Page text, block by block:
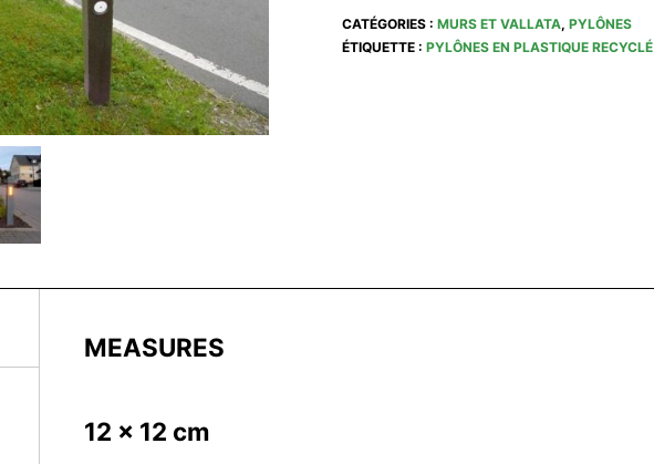
CATÉGORIES : MURS ET VALLATA, PYLÔNES
ÉTIQUETTE : PYLÔNES EN PLASTIQUE RECYCLÉ
MEASURES
12 x 12 cm